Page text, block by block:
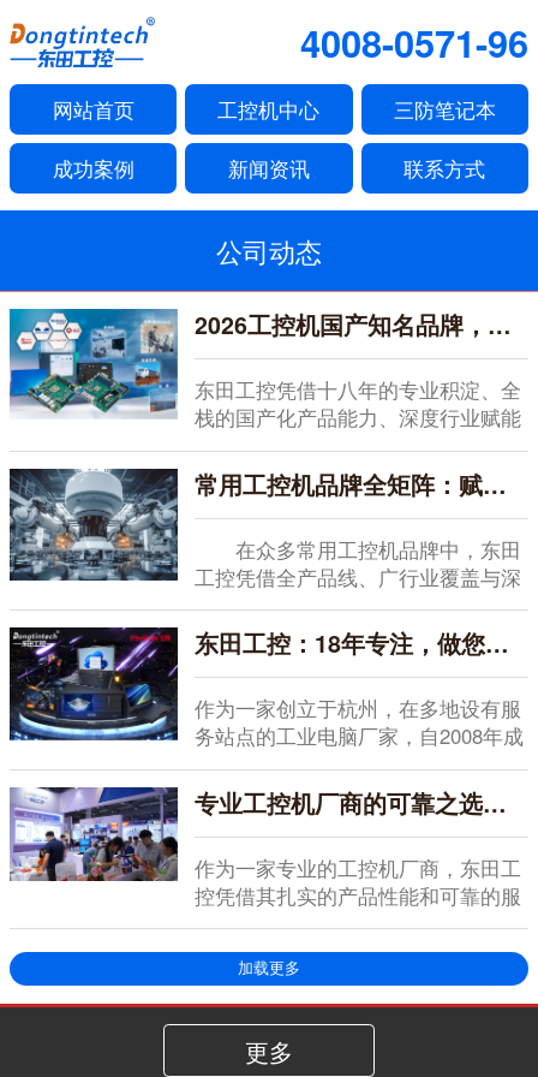
4008-0571-96
网站首页 工控机中心 三防笔记本
成功案例 新闻资讯 联系方式
公司动态
2026工控机国产知名品牌，全栈赋能，深度服务
东田工控凭借十八年的专业积淀、全
栈的国产化产品能力、深度行业赋能
的服务体系以及开...
常用工控机品牌全矩阵：赋能智能制造的硬核之选
在众多常用工控机品牌中，东田
工控凭借全产品线、广行业覆盖与深
度定制能力，成为...
东田工控：18年专注，做您信赖的工业电脑厂家
作为一家创立于杭州，在多地设有服
务站点的工业电脑厂家，自2008年成
立以来，东田...
专业工控机厂商的可靠之选：东田工控以务实品质赢得全好评认可
作为一家专业的工控机厂商，东田工
控凭借其扎实的产品性能和可靠的服
务支持，在行业内...
加载更多
更多